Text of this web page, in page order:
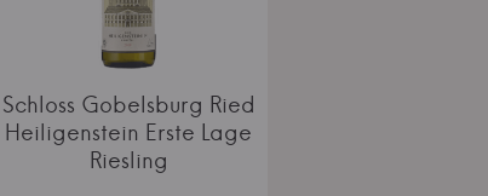
Schloss Gobelsburg Ried
Heiligenstein Erste Lage
Riesling